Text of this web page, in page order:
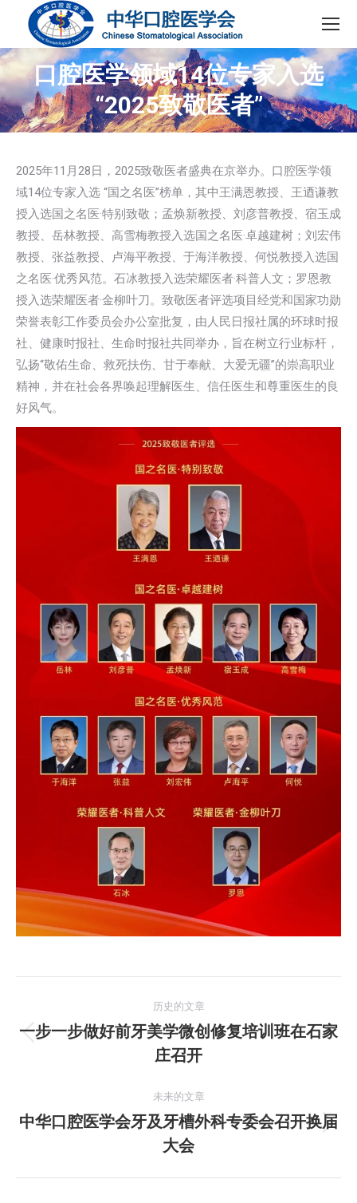
口腔医学领域14位专家入选
“2025致敬医者”
2025年11月28日，2025致敬医者盛典在京举办。口腔医学领
域14位专家入选 “国之名医”榜单，其中王满恩教授、王迺谦教
授入选国之名医·特别致敬；孟焕新教授、刘彦普教授、宿玉成
教授、岳林教授、高雪梅教授入选国之名医·卓越建树；刘宏伟
教授、张益教授、卢海平教授、于海洋教授、何悦教授入选国
之名医·优秀风范。石冰教授入选荣耀医者·科普人文；罗恩教
授入选荣耀医者·金柳叶刀。致敬医者评选项目经党和国家功勋
荣誉表彰工作委员会办公室批复，由人民日报社属的环球时报
社、健康时报社、生命时报社共同举办，旨在树立行业标杆，
弘扬“敬佑生命、救死扶伤、甘于奉献、大爱无疆”的崇高职业
精神，并在社会各界唤起理解医生、信任医生和尊重医生的良
好风气。
章
历史的文章
历
史
文
章：
一步一步做好前牙美学微创修复培训班在石家
庄召开
未来的文章
未
来
的
中华口腔医学会牙及牙槽外科专委会召开换届
大会